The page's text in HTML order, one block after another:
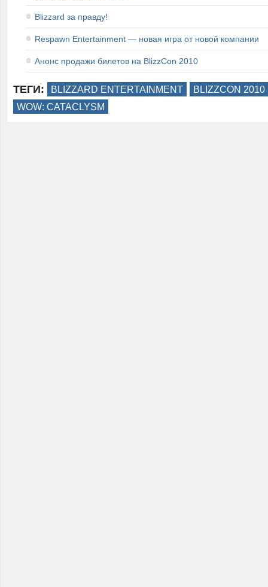
Blizzard за правду!
Respawn Entertainment — новая игра от новой компании
Анонс продажи билетов на BlizzCon 2010
ТЕГИ: BLIZZARD ENTERTAINMENT
BLIZZСON 2010
WOW: CATACLYSM